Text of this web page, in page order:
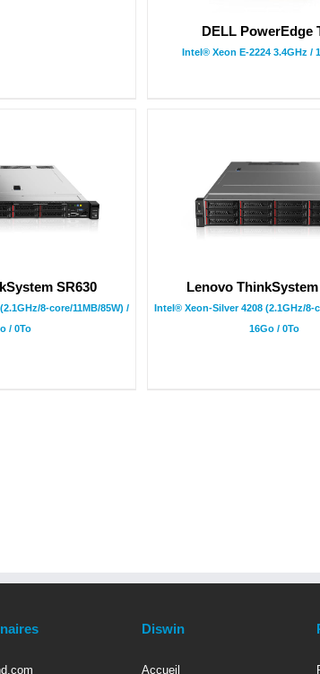
DELL PowerEdge
Intel® Xeon E-2224 3.4GHz /
SR630
8-core/11MB/85W) /
/ 0To
Lenovo ThinkSystem
Intel® Xeon-Silver 4208 (2.1GHz/8-
16Go / 0To
Diswin
Accueil